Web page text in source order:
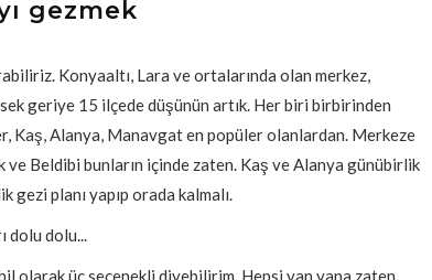
gezmek
Konyaaltı, Lara ve ortalarında olan merkez,
geriye 15 ilçede düşünün artık. Her biri birbirinden
Kaş, Alanya, Manavgat en popüler olanlardan. Merkeze
Beldibi bunların içinde zaten. Kaş ve Alanya günübirlik
planı yapıp orada kalmalı.
dolu dolu...
olarak üç seçenekli diyebilirim. Hepsi yan yana zaten.